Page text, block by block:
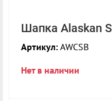
Шапка Alaskan
Артикул: AWCSB
Нет в наличии